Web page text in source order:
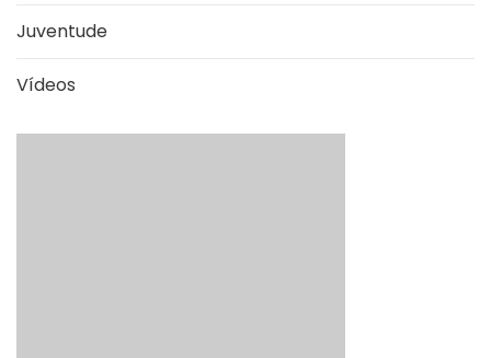
Juventude
Vídeos